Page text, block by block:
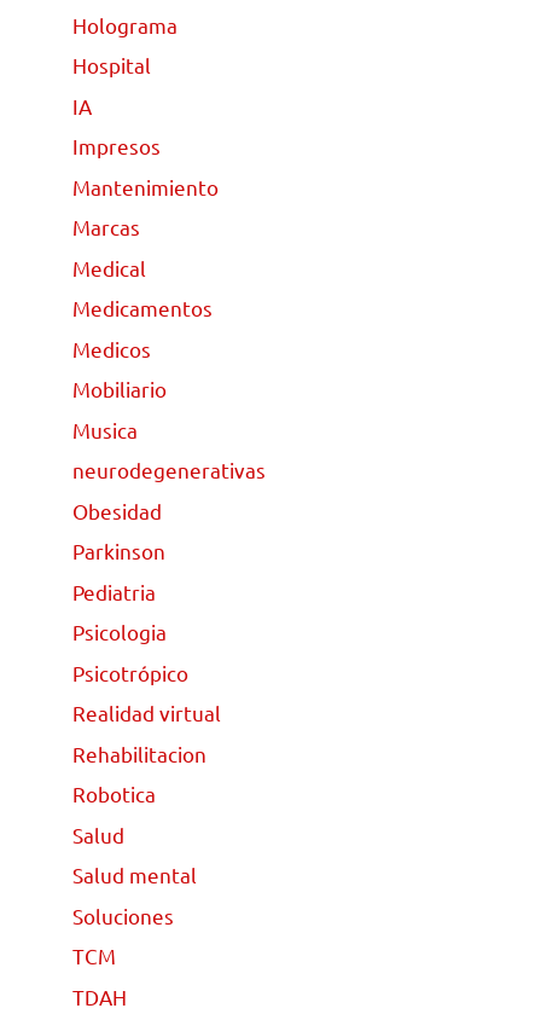
Holograma
Hospital
IA
Impresos
Mantenimiento
Marcas
Medical
Medicamentos
Medicos
Mobiliario
Musica
neurodegenerativas
Obesidad
Parkinson
Pediatria
Psicologia
Psicotrópico
Realidad virtual
Rehabilitacion
Robotica
Salud
Salud mental
Soluciones
TCM
TDAH